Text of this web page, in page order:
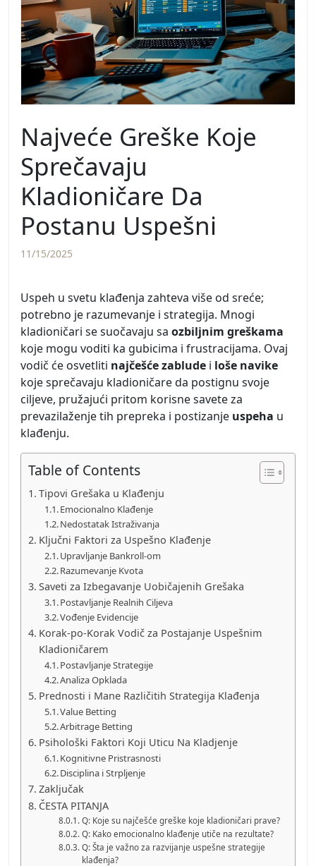
Najveće Greške Koje
Sprečavaju
Kladioničare Da
Postanu Uspešni
11/15/2025
Uspeh u svetu klađenja zahteva više od sreće;
potrebno je razumevanje i strategija. Mnogi
kladioničari se suočavaju sa ozbiljnim greškama
koje mogu voditi ka gubicima i frustracijama. Ovaj
vodič će osvetliti najčešće zablude i loše navike
koje sprečavaju kladioničare da postignu svoje
ciljeve, pružajući pritom korisne savete za
prevazilaženje tih prepreka i postizanje uspeha u
klađenju.
Table of Contents
Tipovi Grešaka u Klađenju
Emocionalno Klađenje
Nedostatak Istraživanja
Ključni Faktori za Uspešno Klađenje
Upravljanje Bankroll-om
Razumevanje Kvota
Saveti za Izbegavanje Uobičajenih Grešaka
Postavljanje Realnih Ciljeva
Vođenje Evidencije
Korak-po-Korak Vodič za Postajanje Uspešnim
Kladioničarem
Postavljanje Strategije
Analiza Opklada
Prednosti i Mane Različitih Strategija Klađenja
Value Betting
Arbitrage Betting
Psihološki Faktori Koji Uticu Na Kladjenje
Kognitivne Pristrasnosti
Disciplina i Strpljenje
Zaključak
ČESTA PITANJA
Q: Koje su najčešće greške koje kladioničari prave?
Q: Kako emocionalno klađenje utiče na rezultate?
Q: Šta je važno za razvijanje uspešne strategije
klađenja?